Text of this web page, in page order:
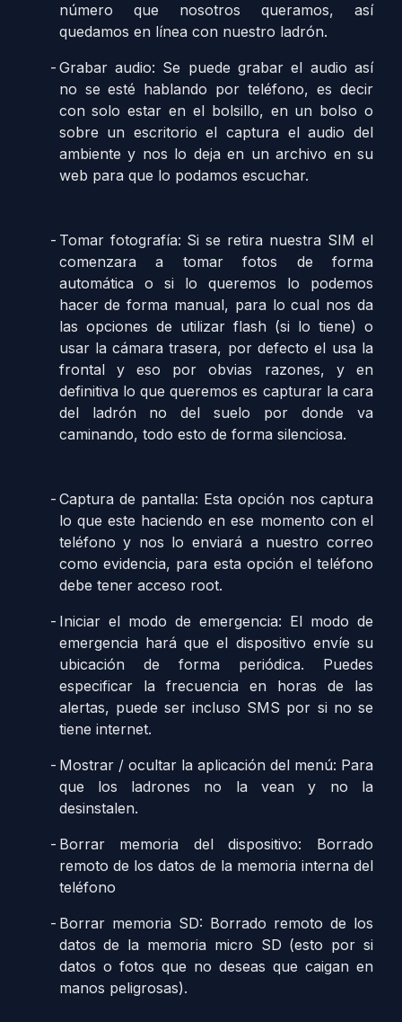
número que nosotros queramos, así
quedamos en línea con nuestro ladrón.
Grabar audio: Se puede grabar el audio así
no se esté hablando por teléfono, es decir
con solo estar en el bolsillo, en un bolso o
sobre un escritorio el captura el audio del
ambiente y nos lo deja en un archivo en su
web para que lo podamos escuchar.
Tomar fotografía: Si se retira nuestra SIM el
comenzara a tomar fotos de forma
automática o si lo queremos lo podemos
hacer de forma manual, para lo cual nos da
las opciones de utilizar flash (si lo tiene) o
usar la cámara trasera, por defecto el usa la
frontal y eso por obvias razones, y en
definitiva lo que queremos es capturar la cara
del ladrón no del suelo por donde va
caminando, todo esto de forma silenciosa.
Captura de pantalla: Esta opción nos captura
lo que este haciendo en ese momento con el
teléfono y nos lo enviará a nuestro correo
como evidencia, para esta opción el teléfono
debe tener acceso root.
Iniciar el modo de emergencia: El modo de
emergencia hará que el dispositivo envíe su
ubicación de forma periódica. Puedes
especificar la frecuencia en horas de las
alertas, puede ser incluso SMS por si no se
tiene internet.
Mostrar / ocultar la aplicación del menú: Para
que los ladrones no la vean y no la
desinstalen.
Borrar memoria del dispositivo: Borrado
remoto de los datos de la memoria interna del
teléfono
Borrar memoria SD: Borrado remoto de los
datos de la memoria micro SD (esto por si
datos o fotos que no deseas que caigan en
manos peligrosas).